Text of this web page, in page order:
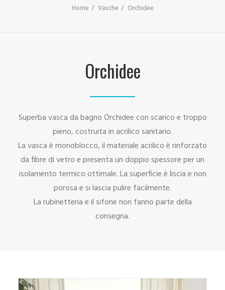
Home Vasche Orchidee
Orchidee
Superba vasca da bagno Orchidee con scarico e troppo
pieno, costruita in acrilico sanitario.
La vasca è monoblocco, il materiale acrilico è rinforzato
da fibre di vetro e presenta un doppio spessore per un
isolamento termico ottimale. La superficie è liscia e non
porosa e si lascia pulire facilmente.
La rubinetteria e il sifone non fanno parte della
consegna.